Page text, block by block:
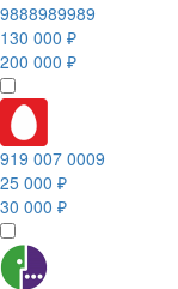
9888989989
130 000 ₽
200 000 ₽
919 007 0009
25 000 ₽
30 000 ₽